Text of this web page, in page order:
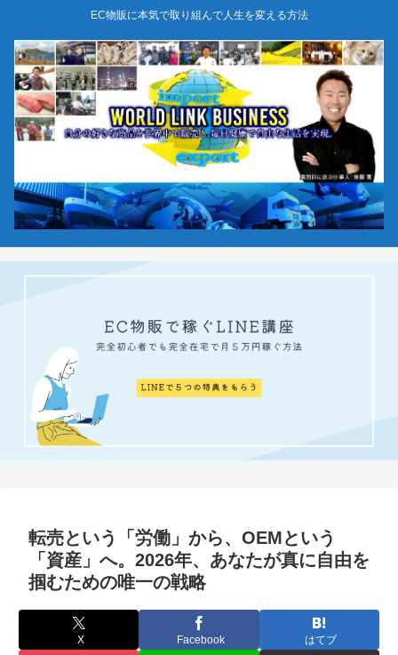
EC物販に本気で取り組んで人生を変える方法
転売という「労働」から、OEMという
「資産」へ。2026年、あなたが真に自由を
掴むための唯一の戦略
X Facebook はてブ